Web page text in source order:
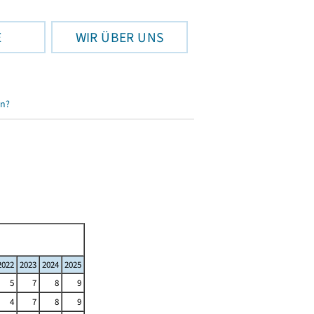
WIR ÜBER UNS
2023 2024 2025
5 7 8
9
4 7 8
9